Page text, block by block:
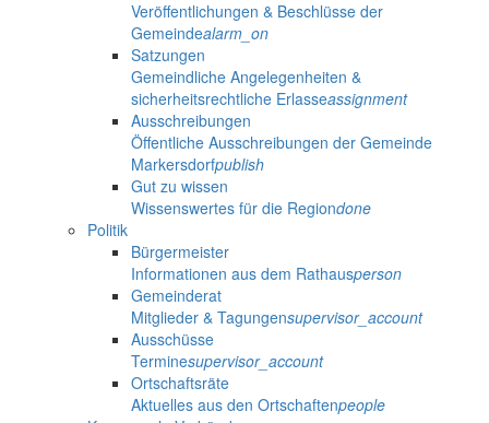
Veröffentlichungen & Beschlüsse der
Gemeindealarm_on
Satzungen
Gemeindliche Angelegenheiten &
sicherheitsrechtliche Erlasseassignment
Ausschreibungen
Öffentliche Ausschreibungen der Gemeinde
Markersdorfpublish
Gut zu wissen
Wissenswertes für die Regiondone
Politik
Bürgermeister
Informationen aus dem Rathausperson
Gemeinderat
Mitglieder & Tagungensupervisor_account
Ausschüsse
Terminesupervisor_account
Ortschaftsräte
Aktuelles aus den Ortschaftenpeople